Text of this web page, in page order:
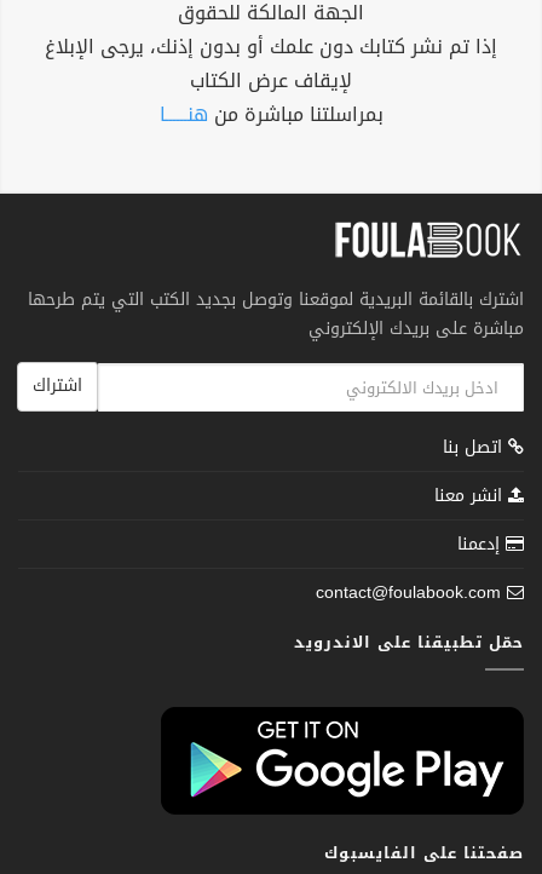
الجهة المالكة للحقوق
إذا تم نشر كتابك دون علمك أو بدون إذنك، يرجى الإبلاغ
لإيقاف عرض الكتاب
بمراسلتنا مباشرة من هنــــــا
اشترك بالقائمة البريدية لموقعنا وتوصل بجديد الكتب التي يتم طرحها
مباشرة على بريدك الإلكتروني
اشتراك
اتصل بنا
انشر معنا
إدعمنا
contact@foulabook.com
حمّل تطبيقنا على الاندرويد
صفحتنا على الفايسبوك